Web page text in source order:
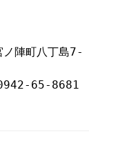
陣町八丁島7-
65-8681